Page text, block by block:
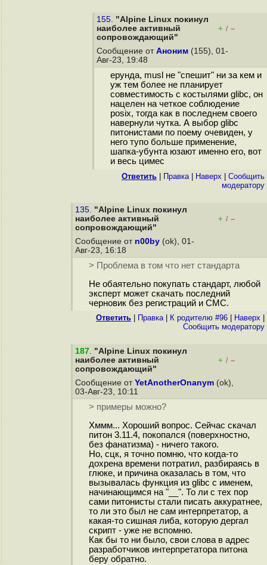
155. "Alpine Linux покинул
наиболее активный
сопровождающий"
+ / –
Сообщение от Аноним (155), 01-
Авг-23, 19:48
ерунда, musl не "спешит" ни за кем и
уж тем более не планирует
совместимость с костылями glibc, он
нацелен на четкое соблюдение
posix, тогда как в последнем своего
навернули чутка. А выбор glibc
питонистами по поему очевиден, у
него тупо больше применение,
шапка-убунта юзают именно его, вот
и весь цимес
Ответить Правка| Наверх
Cообщить
модератору
135. "Alpine Linux покинул
наиболее активный
сопровождающий"
+ / –
Сообщение от n00by (ok), 01-
Авг-23, 16:18
> Проблема в том что нет стандарта
Не обаятельно покупать стандарт, любой
эксперт может скачать последний
черновик без регистраций и СМС.
Ответить Правка| К родителю #96 Наверх
Cообщить модератору
187. "Alpine Linux покинул
наиболее активный
сопровождающий"
+ / –
Сообщение от YetAnotherOnanym (ok),
03-Авг-23, 10:11
> примеры можно?
Хммм... Хороший вопрос. Сейчас скачал
питон 3.11.4, покопался (поверхностно,
без фанатизма) - ничего такого.
Но, сцк, я точно помню, что когда-то
дохрена времени потратил, разбираясь в
глюке, и причина оказалась в том, что
вызывалась функция из glibc с именем,
начинающимся на "__". То ли с тех пор
сами питонисты стали писать аккуратнее,
то ли это был не сам интерпретатор, а
какая-то сишная либа, которую дергал
скрипт - уже не вспомню.
Как бы то ни было, свои слова в адрес
разработчиков интерпретатора питона
беру обратно.